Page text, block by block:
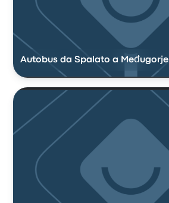
Autobus da Spalato a Međugorje